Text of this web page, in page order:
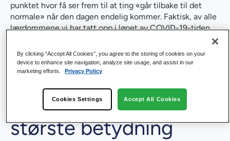
punktet hvor få ser frem til at ting «går tilbake til det
normale» når den dagen endelig kommer. Faktisk, av alle
lærdommene vi har tatt opp i løpet av COVID-19-tiden,
er det spesielt noen få som absolutt er verdt en nærmere
titt.
Et dedikert
arbeidsområde er av
største betydning
By clicking “Accept All Cookies”, you agree to the storing of cookies on your
device to enhance site navigation, analyze site usage, and assist in our
marketing efforts.
Privacy Policy
Cookies Settings Accept All Cookies